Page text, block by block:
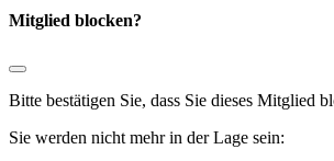
Mitglied blocken?
Bitte bestätigen Sie, dass Sie dieses Mitglied
Sie werden nicht mehr in der Lage sein: